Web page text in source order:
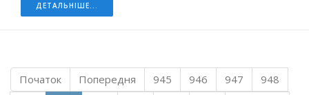
ДЕТАЛЬНІШЕ...
Початок Попередня 945 946 947
948